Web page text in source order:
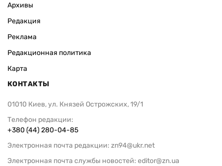
Архивы
Редакция
Реклама
Редакционная политика
Карта
КОНТАКТЫ
01010 Киев, ул. Князей Острожских, 19/1
Телефон редакции:
+380 (44) 280-04-85
Электронная почта редакции: zn94@ukr.net
Электронная почта службы новостей: editor@zn.ua